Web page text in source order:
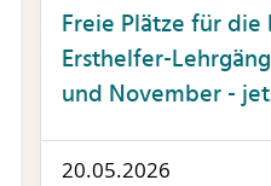
Freie Plätze für
Ersthelfer-
und November -
20.05.2026